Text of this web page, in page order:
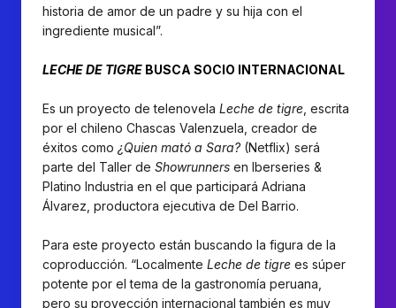
historia de amor de un padre y su hija con el
ingrediente musical”.
LECHE DE TIGRE BUSCA SOCIO INTERNACIONAL
Es un proyecto de telenovela Leche de tigre , escrita
por el chileno Chascas Valenzuela, creador de
éxitos como ¿Quien mató a Sara? (Netflix) será
parte del Taller de Showrunners en Iberseries &
Platino Industria en el que participará Adriana
Álvarez, productora ejecutiva de Del Barrio.
Para este proyecto están buscando la figura de la
coproducción. “Localmente Leche de tigre es súper
potente por el tema de la gastronomía peruana,
pero su proyección internacional también es muy